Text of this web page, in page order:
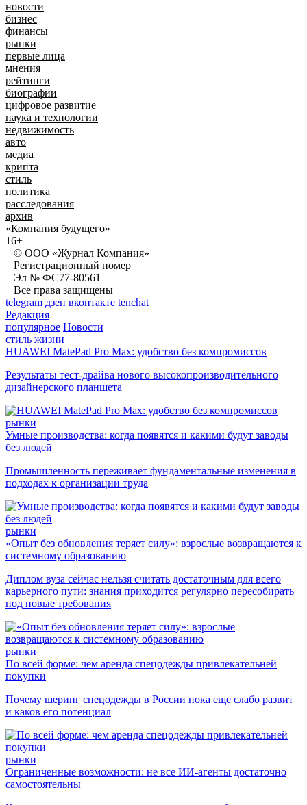
новости
бизнес
финансы
рынки
первые лица
мнения
рейтинги
биографии
цифровое развитие
наука и технологии
недвижимость
авто
медиа
крипта
стиль
политика
расследования
архив
«Компания будущего»
16+
© ООО «Журнал Компания»
Регистрационный номер
Эл № ФС77-80561
Все права защищены
telegram дзен вконтакте tenchat
Редакция
популярное Новости
стиль жизни
HUAWEI MatePad Pro Max: удобство без компромиссов
Результаты тест-драйва нового высокопроизводительного
дизайнерского планшета
рынки
Умные производства: когда появятся и какими будут заводы
без людей
Промышленность переживает фундаментальные изменения в
подходах к организации труда
рынки
«Опыт без обновления теряет силу»: взрослые возвращаются к
системному образованию
Диплом вуза сейчас нельзя считать достаточным для всего
карьерного пути: знания приходится регулярно пересобирать
под новые требования
рынки
По всей форме: чем аренда спецодежды привлекательней
покупки
Почему шеринг спецодежды в России пока еще слабо развит
и каков его потенциал
рынки
Ограниченные возможности: не все ИИ-агенты достаточно
самостоятельны